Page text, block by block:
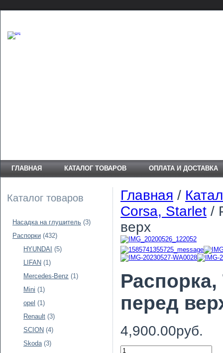
ГЛАВНАЯ КАТАЛОГ ТОВАРОВ ОПЛАТА И ДОСТАВКА
Каталог товаров
Насадка на глушитель (3)
Распорки (432)
HYUNDAI (5)
LIFAN (1)
Mercedes-Benz (1)
Mini (1)
opel (1)
Renault (3)
SCION (4)
Skoda (3)
Главная /
Corsa, Starlet /
верх
перед
4,900.00руб.